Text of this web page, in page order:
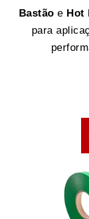
Bastão e Hot
para